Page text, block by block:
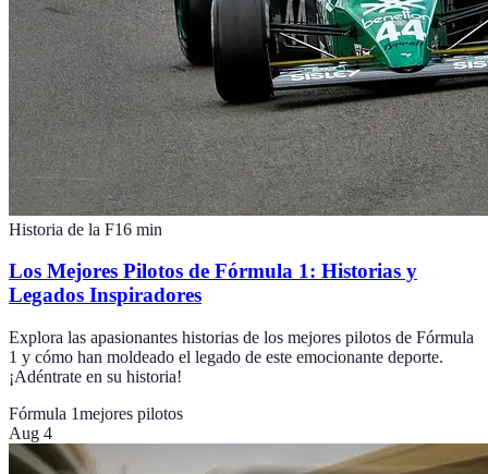
Historia de la F16 min
Los Mejores Pilotos de Fórmula 1: Historias y
Legados Inspiradores
Explora las apasionantes historias de los mejores pilotos de Fórmula
1 y cómo han moldeado el legado de este emocionante deporte.
¡Adéntrate en su historia!
Fórmula 1mejores pilotos
Aug 4